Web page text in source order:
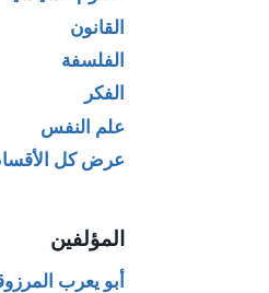
القانون
الفلسفة
الفكر
علم النفس
عرض كل
المؤلفين
أبو يعرب